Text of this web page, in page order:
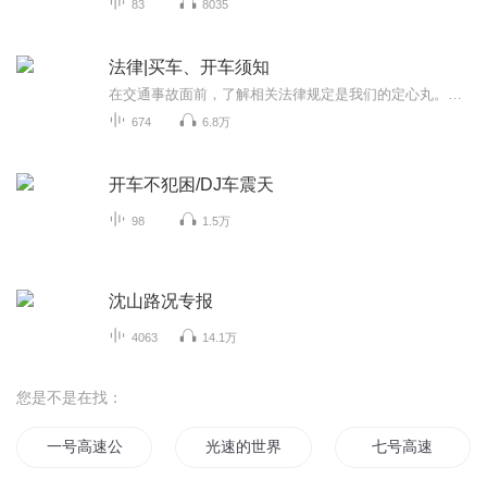
83 8035
法律|买车、开车须知
674 6.8万
开车不犯困/DJ车震天
98 1.5万
沈山路况专报
4063 14.1万
您是不是在找：
一号高速公路 光速的世界 七号高速